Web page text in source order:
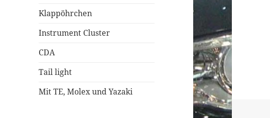
Klappöhrchen
Instrument Cluster
CDA
Tail light
Mit TE, Molex und Yazaki